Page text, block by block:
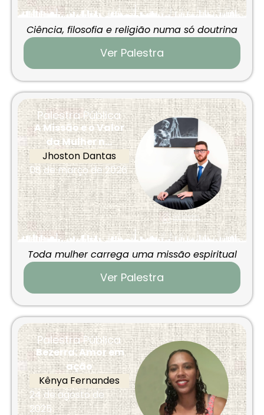
Ciência, filosofia e religião numa só doutrina
Ver Palestra
Palestra Pública
A Missão e o Valor
da Mulher n...
Jhoston Dantas
08 de março de 2026
Toda mulher carrega uma missão espiritual
Ver Palestra
Palestra Pública
Bezerra: Amor em
ação
Kênya Fernandes
24 de agosto de
2025